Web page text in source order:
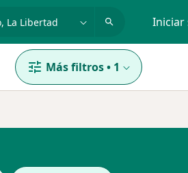
Iniciar
Más filtros• 1